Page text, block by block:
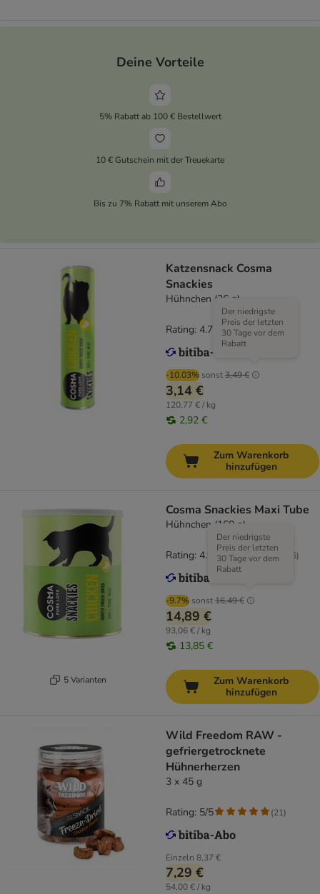
Deine Vorteile
5% Rabatt ab 100 € Bestellwert
10 € Gutschein mit der Treuekarte
Bis zu 7% Rabatt mit unserem Abo
Katzensnack Cosma
Snackies
Hühnchen (26 g)
-10.03% sonst3,49 €
Der niedrigste
Preis der letzten
30 Tage vor dem
Rabatt
3,14 €
120,77 € / kg
2,92 €
Rating: 4.7/5 (166
Zum Warenkorb
hinzufügen
5 Varianten
Cosma Snackies Maxi Tube
Hühnchen (160 g)
-9.7% sonst16,49 €
Der niedrigste
Preis der letzten
30 Tage vor dem
Rabatt
14,89 €
93,06 € / kg
13,85 €
Rating: 4.9/5 556)
Zum Warenkorb
hinzufügen
Wild Freedom RAW -
gefriergetrocknete
Hühnerherzen
3 x 45 g
Einzeln 8,37 €
7,29 €
54,00 € / kg
Rating: 5/5 (21)